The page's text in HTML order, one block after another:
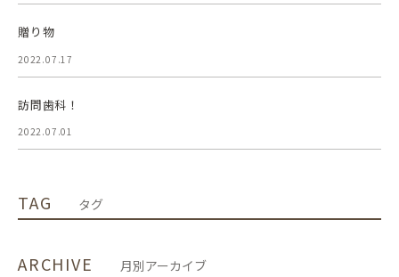
贈り物
2022.07.17
訪問歯科！
2022.07.01
TAG タグ
ARCHIVE 月別アーカイブ